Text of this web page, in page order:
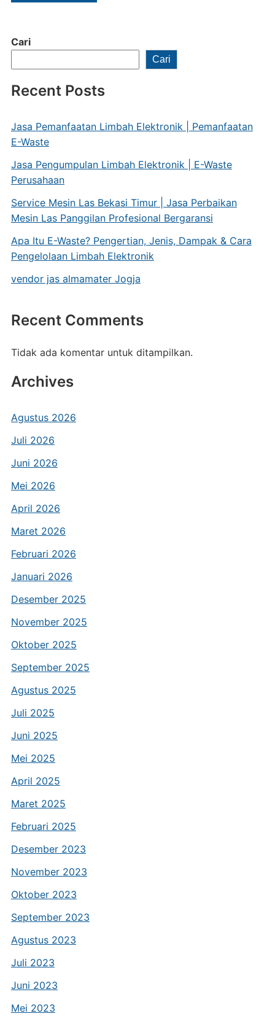
Cari
Cari
Recent Posts
Jasa Pemanfaatan Limbah Elektronik | Pemanfaatan
E-Waste
Jasa Pengumpulan Limbah Elektronik | E-Waste
Perusahaan
Service Mesin Las Bekasi Timur | Jasa Perbaikan
Mesin Las Panggilan Profesional Bergaransi
Apa Itu E-Waste? Pengertian, Jenis, Dampak & Cara
Pengelolaan Limbah Elektronik
vendor jas almamater Jogja
Recent Comments
Tidak ada komentar untuk ditampilkan.
Archives
Agustus 2026
Juli 2026
Juni 2026
Mei 2026
April 2026
Maret 2026
Februari 2026
Januari 2026
Desember 2025
November 2025
Oktober 2025
September 2025
Agustus 2025
Juli 2025
Juni 2025
Mei 2025
April 2025
Maret 2025
Februari 2025
Desember 2023
November 2023
Oktober 2023
September 2023
Agustus 2023
Juli 2023
Juni 2023
Mei 2023